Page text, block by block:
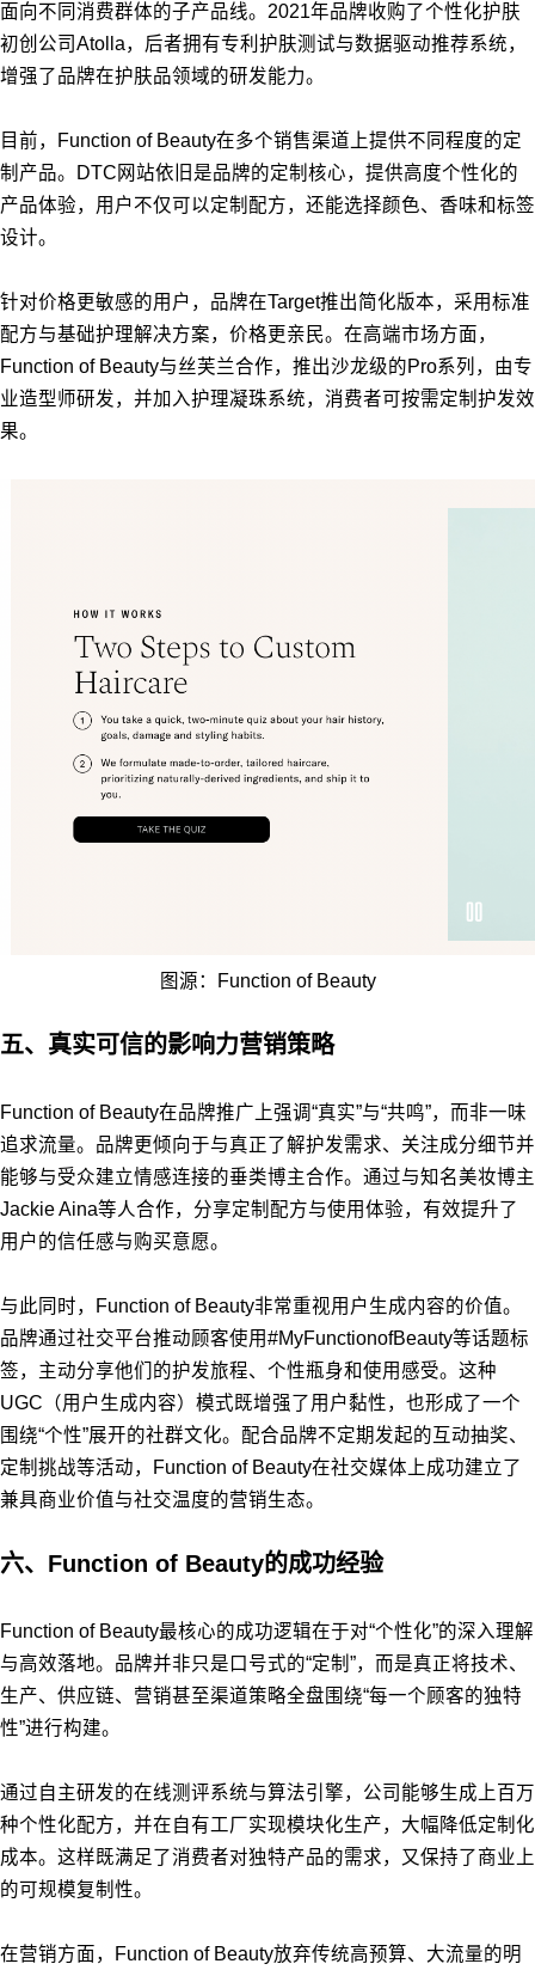
面向不同消费群体的子产品线。2021年品牌收购了个性化护肤
初创公司Atolla，后者拥有专利护肤测试与数据驱动推荐系统，
增强了品牌在护肤品领域的研发能力。
目前，Function of Beauty在多个销售渠道上提供不同程度的定
制产品。DTC网站依旧是品牌的定制核心，提供高度个性化的
产品体验，用户不仅可以定制配方，还能选择颜色、香味和标签
设计。
针对价格更敏感的用户，品牌在Target推出简化版本，采用标准
配方与基础护理解决方案，价格更亲民。在高端市场方面，
Function of Beauty与丝芙兰合作，推出沙龙级的Pro系列，由专
业造型师研发，并加入护理凝珠系统，消费者可按需定制护发效
果。
图源：Function of Beauty
五、真实可信的影响力营销策略
Function of Beauty在品牌推广上强调“真实”与“共鸣”，而非一味
追求流量。品牌更倾向于与真正了解护发需求、关注成分细节并
能够与受众建立情感连接的垂类博主合作。通过与知名美妆博主
Jackie Aina等人合作，分享定制配方与使用体验，有效提升了
用户的信任感与购买意愿。
与此同时，Function of Beauty非常重视用户生成内容的价值。
品牌通过社交平台推动顾客使用#MyFunctionofBeauty等话题标
签，主动分享他们的护发旅程、个性瓶身和使用感受。这种
UGC（用户生成内容）模式既增强了用户黏性，也形成了一个
围绕“个性”展开的社群文化。配合品牌不定期发起的互动抽奖、
定制挑战等活动，Function of Beauty在社交媒体上成功建立了
兼具商业价值与社交温度的营销生态。
六、Function of Beauty的成功经验
Function of Beauty最核心的成功逻辑在于对“个性化”的深入理解
与高效落地。品牌并非只是口号式的“定制”，而是真正将技术、
生产、供应链、营销甚至渠道策略全盘围绕“每一个顾客的独特
性”进行构建。
通过自主研发的在线测评系统与算法引擎，公司能够生成上百万
种个性化配方，并在自有工厂实现模块化生产，大幅降低定制化
成本。这样既满足了消费者对独特产品的需求，又保持了商业上
的可规模复制性。
在营销方面，Function of Beauty放弃传统高预算、大流量的明